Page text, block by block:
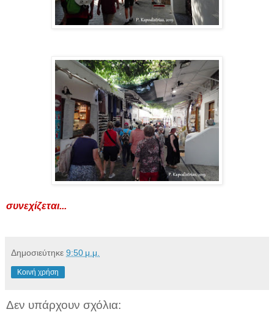
συνεχίζεται...
Δημοσιεύτηκε 9:50 μ.μ.
Κοινή χρήση
Δεν υπάρχουν σχόλια: